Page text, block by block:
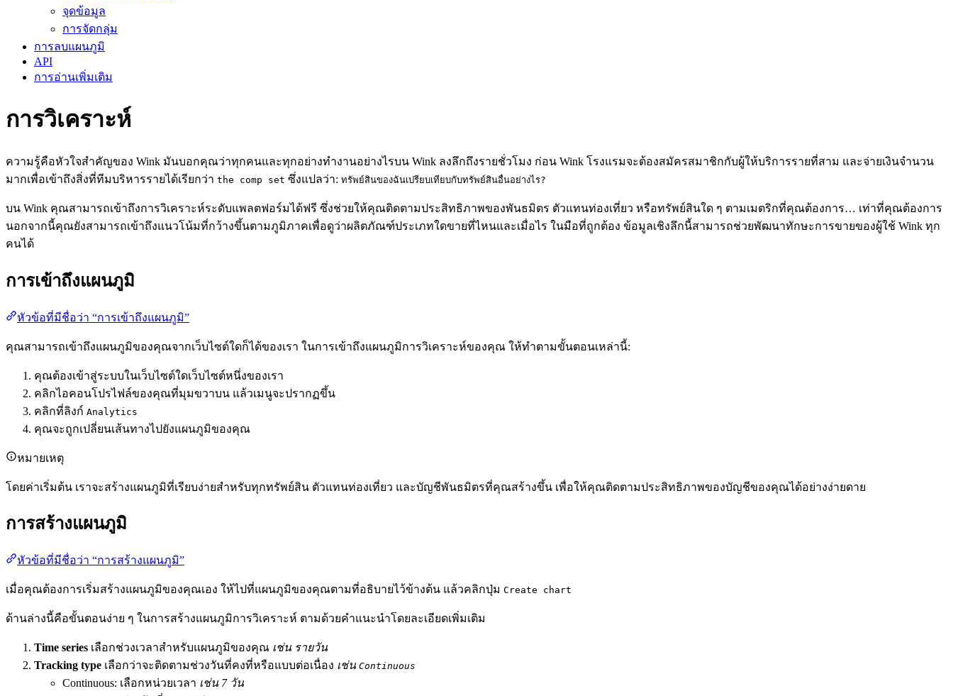
จุดข้อมูล
การจัดกลุ่ม
การลบแผนภูมิ
API
การอ่านเพิ่มเติม
การวิเคราะห์
ความรู้คือหัวใจสำคัญของ Wink มันบอกคุณว่าทุกคนและทุกอย่างทำงานอย่างไรบน Wink ลงลึกถึงรายชั่วโมง ก่อน Wink โรงแรมจะต้องสมัครสมาชิกกับผู้ให้บริการรายที่สาม และจ่ายเงินจำนวน
มากเพื่อเข้าถึงสิ่งที่ทีมบริหารรายได้เรียกว่า the comp set ซึ่งแปลว่า: ทรัพย์สินของฉันเปรียบเทียบกับทรัพย์สินอื่นอย่างไร?
บน Wink คุณสามารถเข้าถึงการวิเคราะห์ระดับแพลตฟอร์มได้ฟรี ซึ่งช่วยให้คุณติดตามประสิทธิภาพของพันธมิตร ตัวแทนท่องเที่ยว หรือทรัพย์สินใด ๆ ตามเมตริกที่คุณต้องการ… เท่าที่คุณต้องการ
นอกจากนี้คุณยังสามารถเข้าถึงแนวโน้มที่กว้างขึ้นตามภูมิภาคเพื่อดูว่าผลิตภัณฑ์ประเภทใดขายที่ไหนและเมื่อไร ในมือที่ถูกต้อง ข้อมูลเชิงลึกนี้สามารถช่วยพัฒนาทักษะการขายของผู้ใช้ Wink ทุก
คนได้
การเข้าถึงแผนภูมิ
หัวข้อที่มีชื่อว่า “การเข้าถึงแผนภูมิ”
คุณสามารถเข้าถึงแผนภูมิของคุณจากเว็บไซต์ใดก็ได้ของเรา ในการเข้าถึงแผนภูมิการวิเคราะห์ของคุณ ให้ทำตามขั้นตอนเหล่านี้:
คุณต้องเข้าสู่ระบบในเว็บไซต์ใดเว็บไซต์หนึ่งของเรา
คลิกไอคอนโปรไฟล์ของคุณที่มุมขวาบน แล้วเมนูจะปรากฏขึ้น
คลิกที่ลิงก์ Analytics
คุณจะถูกเปลี่ยนเส้นทางไปยังแผนภูมิของคุณ
หมายเหตุ
โดยค่าเริ่มต้น เราจะสร้างแผนภูมิที่เรียบง่ายสำหรับทุกทรัพย์สิน ตัวแทนท่องเที่ยว และบัญชีพันธมิตรที่คุณสร้างขึ้น เพื่อให้คุณติดตามประสิทธิภาพของบัญชีของคุณได้อย่างง่ายดาย
การสร้างแผนภูมิ
หัวข้อที่มีชื่อว่า “การสร้างแผนภูมิ”
เมื่อคุณต้องการเริ่มสร้างแผนภูมิของคุณเอง ให้ไปที่แผนภูมิของคุณตามที่อธิบายไว้ข้างต้น แล้วคลิกปุ่ม Create chart
ด้านล่างนี้คือขั้นตอนง่าย ๆ ในการสร้างแผนภูมิการวิเคราะห์ ตามด้วยคำแนะนำโดยละเอียดเพิ่มเติม
Time series เลือกช่วงเวลาสำหรับแผนภูมิของคุณ เช่น รายวัน
Tracking type เลือกว่าจะติดตามช่วงวันที่คงที่หรือแบบต่อเนื่อง เช่น Continuous
Continuous: เลือกหน่วยเวลา เช่น 7 วัน